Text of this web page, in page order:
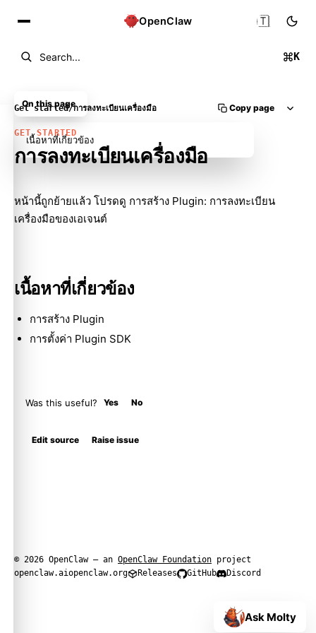
OpenClaw
Search... K
🇹🇭
Get started/การลงทะเบียนเครื่องมือ Copy page
GET STARTED
การลงทะเบียนเครื่องมือ
หน้านี้ถูกย้ายแล้ว โปรดดู การสร้าง Plugin: การลงทะเบียน
เครื่องมือของเอเจนต์
เนื้อหาที่เกี่ยวข้อง
การสร้าง Plugin
การตั้งค่า Plugin SDK
Was this useful? Yes No
Edit source Raise issue
On this page
เนื้อหาที่เกี่ยวข้อง
© 2026 OpenClaw — an OpenClaw Foundation project
openclaw.aiopenclaw.org Releases GitHub Discord
Ask Molty